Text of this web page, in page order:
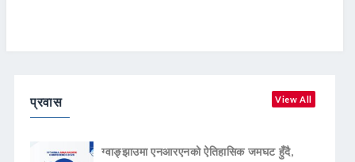
प्रवास View All
ग्वाङ्झाउमा एनआरएनको ऐतिहासिक जमघट हुँदै,